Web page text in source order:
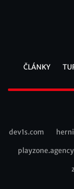
ČLÁNKY
Recommended
dev1s.com
playzone.agency